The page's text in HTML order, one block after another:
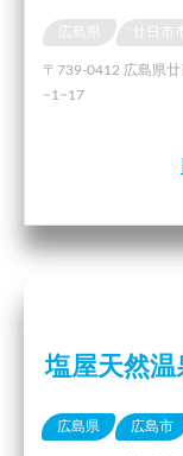
広島県
〒739-0412 広島県廿
−1−17
塩屋天然
広島県 広島市